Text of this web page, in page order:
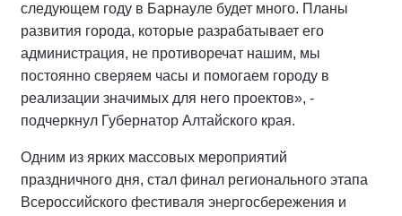
следующем году в Барнауле будет много. Планы
развития города, которые разрабатывает его
администрация, не противоречат нашим, мы
постоянно сверяем часы и помогаем городу в
реализации значимых для него проектов», -
подчеркнул Губернатор Алтайского края.
Одним из ярких массовых мероприятий
праздничного дня, стал финал регионального этапа
Всероссийского фестиваля энергосбережения и